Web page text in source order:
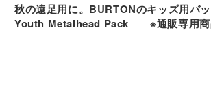
秋の遠足用に。BURTONのキッズ用バ
Youth Metalhead Pack ※通販専用